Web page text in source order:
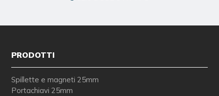
PRODOTTI
Spillette e magneti 25mm
Portachiavi 25mm